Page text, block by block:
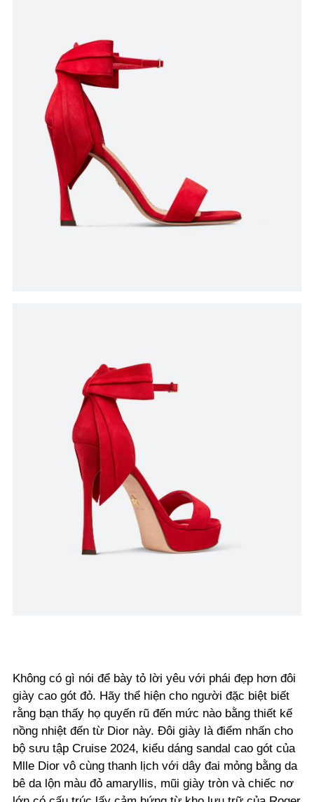
Không có gì nói để bày tỏ lời yêu với phái đẹp hơn đôi
giày cao gót đỏ. Hãy thể hiện cho người đặc biệt biết
rằng bạn thấy họ quyến rũ đến mức nào bằng thiết kế
nồng nhiệt đến từ Dior này. Đôi giày là điểm nhấn cho
bộ sưu tập Cruise 2024, kiểu dáng sandal cao gót của
Mlle Dior vô cùng thanh lịch với dây đai mỏng bằng da
bê da lộn màu đỏ amaryllis, mũi giày tròn và chiếc nơ